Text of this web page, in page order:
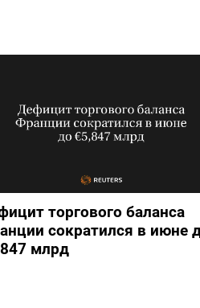
торгового баланса
сократился в июне
млрд